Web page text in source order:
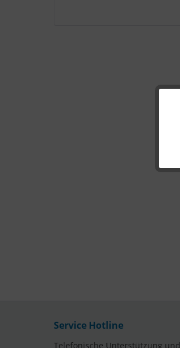
Service Hotline
Telefonische Unterstützung und